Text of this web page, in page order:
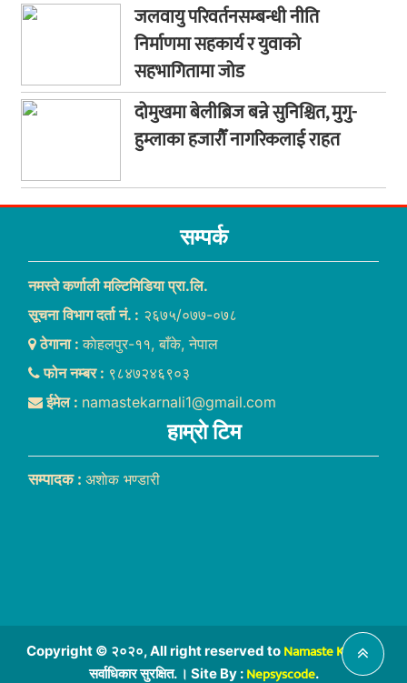
जलवायु परिवर्तनसम्बन्धी नीति
निर्माणमा सहकार्य र युवाको
सहभागितामा जोड
दोमुखमा बेलीब्रिज बन्ने सुनिश्चित, मुगु-
हुम्लाका हजारौँ नागरिकलाई राहत
सम्पर्क
नमस्ते कर्णाली मल्टिमिडिया प्रा.लि.
सूचना विभाग दर्ता नं. : २६७५/०७७-०७८
ठेगाना :काेहलपुर-११, बाँके, नेपाल
फोन नम्बर : ९८४७२४६९०३
ईमेल : namastekarnali1@gmail.com
हाम्राे टिम
सम्पादक : अशाेक भण्डारी
Copyright © २०२०, All right reserved to Namaste Karnali
सर्वाधिकार सुरक्षित. । Site By : Nepsyscode.